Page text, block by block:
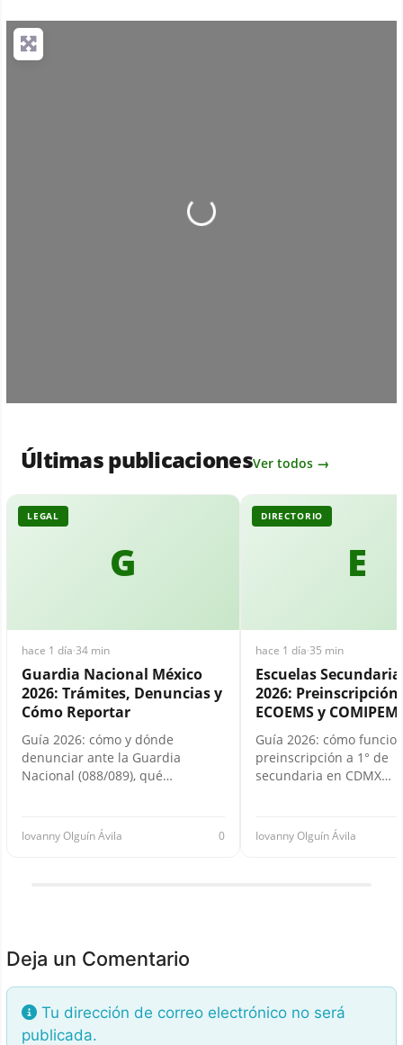
Loading...
Últimas publicacionesVer todos →
G
LEGAL
hace 1 día·34 min
Guardia Nacional México
2026: Trámites, Denuncias y
Cómo Reportar
Guía 2026: cómo y dónde
denunciar ante la Guardia
Nacional (088/089), qué…
Iovanny Olguín Ávila 0
E
DIRECTORIO
hace 1 día·35 min
Escuelas
2026: Preinscripción,
ECOEMS y
Guía 2026: cómo
preinscripción a 1° de
secundaria en CDMX…
Iovanny Olguín Ávila
Deja un Comentario
Tu dirección de correo electrónico no será
publicada.